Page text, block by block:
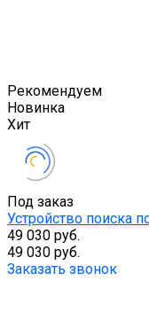
Рекомендуем
Новинка
Хит
Под заказ
Устройство поиска
49 030 руб.
49 030 руб.
Заказать звонок